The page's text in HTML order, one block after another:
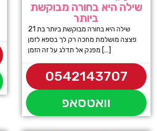
שילה היא בחורה מבוקשת
ביותר
שילה היא בחורה מבוקשת ביותר בת 21
פצצה מושלמת מחכה רק לך בספא לזמן
מפנק אל תדלג על זה הזמן […]
0542143707
וואטסאפ